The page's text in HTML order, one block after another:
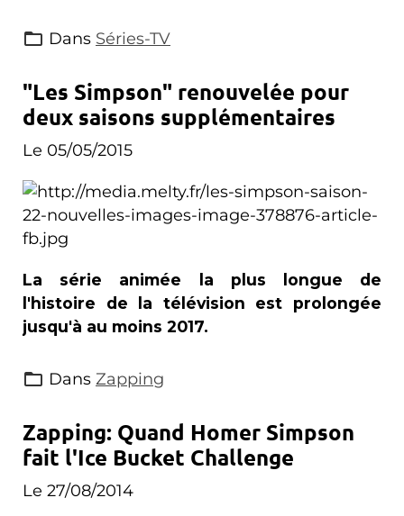
Dans Séries-TV
"Les Simpson" renouvelée pour
deux saisons supplémentaires
Le 05/05/2015
La série animée la plus longue de
l'histoire de la télévision est prolongée
jusqu'à au moins 2017.
Dans Zapping
Zapping: Quand Homer Simpson
fait l'Ice Bucket Challenge
Le 27/08/2014